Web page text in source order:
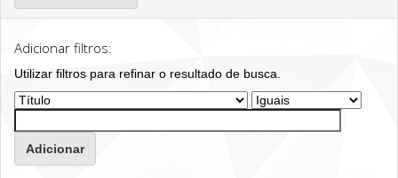
Adicionar filtros:
Utilizar filtros para refinar o resultado de busca.